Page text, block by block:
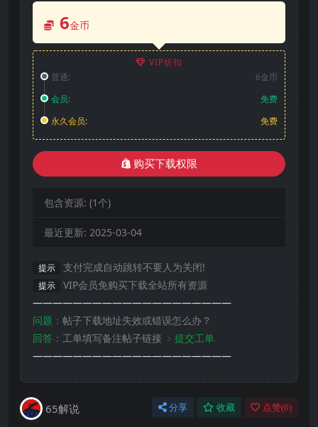
6金币
VIP折扣
普通:
6金币
会员:
免费
永久会员:
免费
购买下载权限
包含资源: (1个)
最近更新: 2025-03-04
提示 支付完成自动跳转不要人为关闭!
提示
VIP会员免购买下载全站所有资源
————————————————————
问题： 帖子下载地址失效或错误怎么办？
回答： 工单填写备注帖子链接 ﹥提交工单
————————————————————
65解说 分享 收藏 点赞(0)